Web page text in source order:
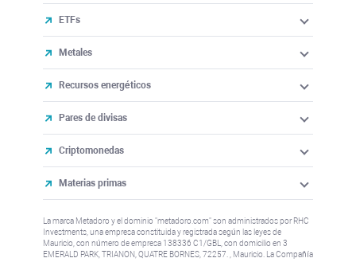
ETFs
Metales
Recursos energéticos
Pares de divisas
Criptomonedas
Materias primas
La marca Metadoro y el dominio "metadoro.com" son administrados por RHC
Investments, una empresa constituida y registrada según las leyes de
Mauricio, con número de empresa 138336 C1/GBL, con domicilio en 3
EMERALD PARK, TRIANON, QUATRE BORNES, 72257. , Mauricio. La Compañía